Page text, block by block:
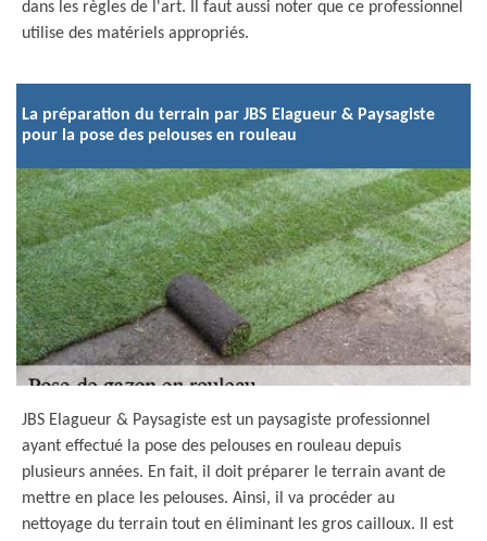
dans les règles de l'art. Il faut aussi noter que ce professionnel
utilise des matériels appropriés.
La préparation du terrain par JBS Elagueur & Paysagiste
pour la pose des pelouses en rouleau
JBS Elagueur & Paysagiste est un paysagiste professionnel
ayant effectué la pose des pelouses en rouleau depuis
plusieurs années. En fait, il doit préparer le terrain avant de
mettre en place les pelouses. Ainsi, il va procéder au
nettoyage du terrain tout en éliminant les gros cailloux. Il est